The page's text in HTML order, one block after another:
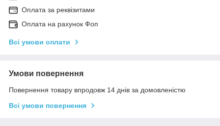
Оплата за реквізитами
Оплата на рахунок Фоп
Всі умови оплати
Умови повернення
Повернення товару впродовж 14 днів за домовленістю
Всі умови повернення